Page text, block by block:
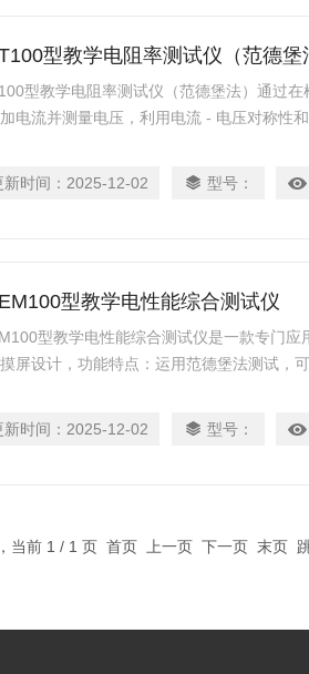
型教学电阻率测试仪（范德堡
型教学电阻率测试仪（范德堡法）通过
电流并测量电压，利用电流 - 电压对称性
新时间： 2025-12-02 型号：
型教学电性能综合测试仪
型教学电性能综合测试仪是一款专门应
屏设计，功能特点：运用范德堡法测试，
新时间： 2025-12-02 型号：
当前 1 / 1 页 首页 上一页 下一页 末页